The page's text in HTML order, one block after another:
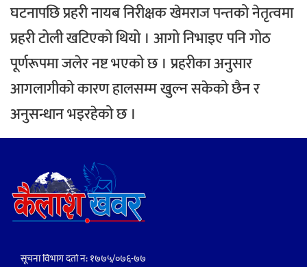
घटनापछि प्रहरी नायब निरीक्षक खेमराज पन्तको नेतृत्वमा
प्रहरी टोली खटिएको थियो । आगो निभाइए पनि गोठ
पूर्णरूपमा जलेर नष्ट भएको छ ।प्रहरीका अनुसार
आगलागीको कारण हालसम्म खुल्न सकेको छैन र
अनुसन्धान भइरहेको छ ।
सूचना विभाग दर्ता नं: १७७५/०७६-७७